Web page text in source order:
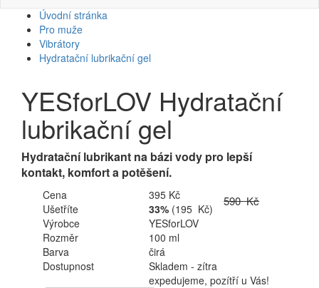
Úvodní stránka
Pro muže
Vibrátory
Hydratační lubrikační gel
YESforLOV Hydratační
lubrikační gel
Hydratační lubrikant na bázi vody pro lepší
kontakt, komfort a potěšení.
Cena 590 Kč
395 Kč
Ušetříte
33% (195 Kč)
Výrobce
YESforLOV
Rozměr
100 ml
Barva
čirá
Dostupnost
Skladem - zítra
expedujeme, pozítří u Vás!